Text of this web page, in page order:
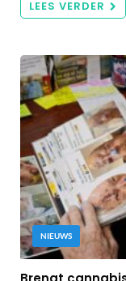
LEES VERDER
NIEUWS